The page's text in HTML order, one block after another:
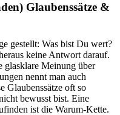
Glaubenssätze &
gestellt: Was bist Du wert?
keine Antwort darauf.
glasklare Meinung über
nennt man auch
Glaubenssätze oft so
bewusst bist. Eine
ist die Warum-Kette.